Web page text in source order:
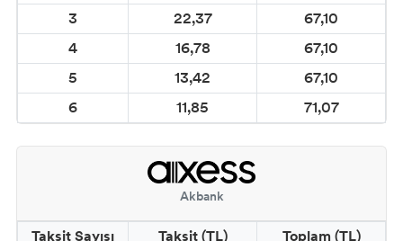
3
22,37
67,10
4
16,78
67,10
5
13,42
67,10
6
11,85 71,07
Akbank
Taksit Sayısı Taksit (TL)
Toplam (TL)
CADENCE BOYUTLU BONCUK BOYALAR
CADENCE DERİ BOYASI
CADENCE KOOKY BOYA
WINDY METALİK BOYALAR